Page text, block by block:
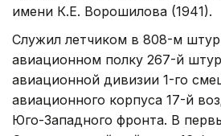
имени К.Е. Ворошилова (1941).
Служил летчиком в 808-м
авиационном полку 267-й
авиационной дивизии 1-го
авиационного корпуса 17-й
Юго-Западного фронта. В